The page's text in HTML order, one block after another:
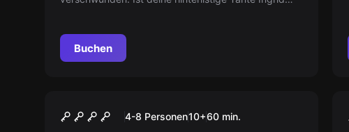
Buchen
Anne Bonnys Schatz
4-8 Personen10+60 min.